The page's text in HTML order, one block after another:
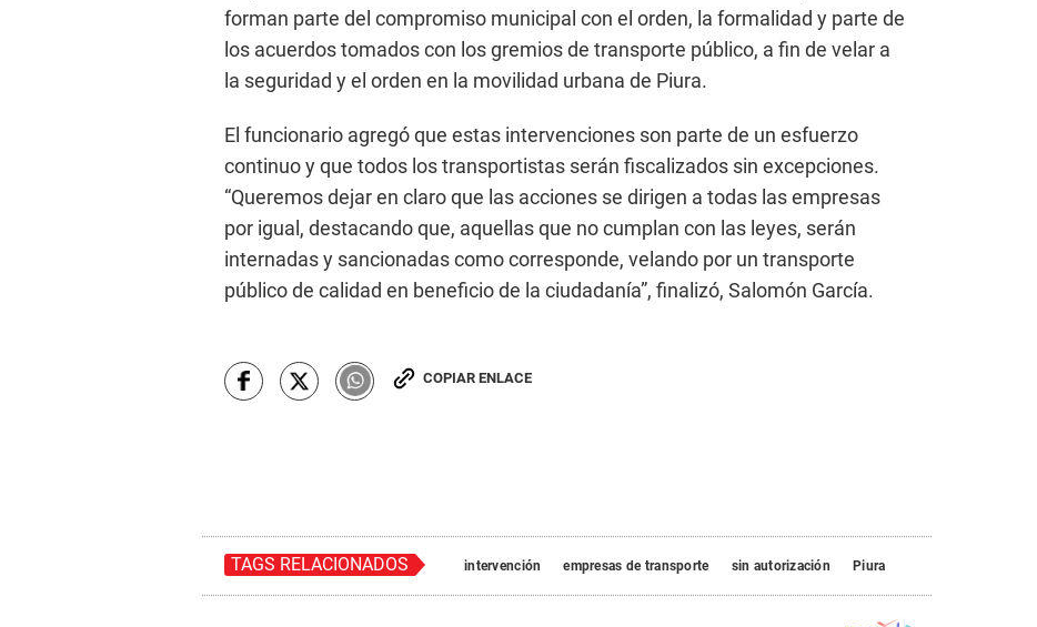
forman parte del compromiso municipal con el orden, la formalidad y parte de
los acuerdos tomados con los gremios de transporte público, a fin de velar a
la seguridad y el orden en la movilidad urbana de Piura.
El funcionario agregó que estas intervenciones son parte de un esfuerzo
continuo y que todos los transportistas serán fiscalizados sin excepciones.
“Queremos dejar en claro que las acciones se dirigen a todas las empresas
por igual, destacando que, aquellas que no cumplan con las leyes, serán
internadas y sancionadas como corresponde, velando por un transporte
público de calidad en beneficio de la ciudadanía”, finalizó, Salomón García.
COPIAR ENLACE
TAGS RELACIONADOS intervención empresas de transporte sin autorización Piura